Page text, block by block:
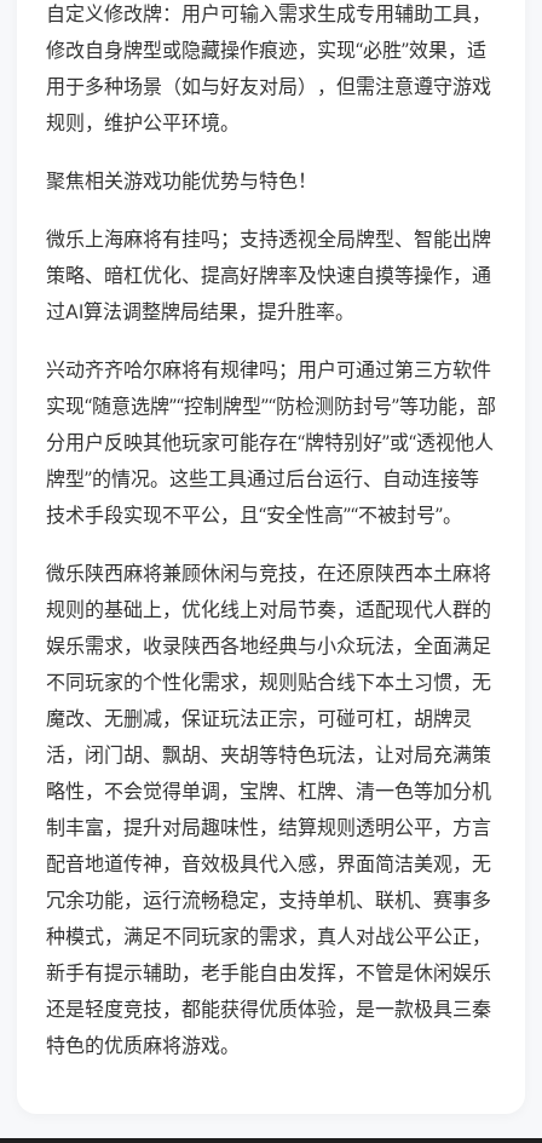
自定义修改牌：用户可输入需求生成专用辅助工具，
修改自身牌型或隐藏操作痕迹，实现“必胜”效果，适
用于多种场景（如与好友对局），但需注意遵守游戏
规则，维护公平环境。
聚焦相关游戏功能优势与特色！
微乐上海麻将有挂吗；支持透视全局牌型、智能出牌
策略、暗杠优化、提高好牌率及快速自摸等操作，通
过AI算法调整牌局结果，提升胜率。
兴动齐齐哈尔麻将有规律吗；用户可通过第三方软件
实现“随意选牌”“控制牌型”“防检测防封号”等功能，部
分用户反映其他玩家可能存在“牌特别好”或“透视他人
牌型”的情况。这些工具通过后台运行、自动连接等
技术手段实现不平公，且“安全性高”“不被封号”。
微乐陕西麻将兼顾休闲与竞技，在还原陕西本土麻将
规则的基础上，优化线上对局节奏，适配现代人群的
娱乐需求，收录陕西各地经典与小众玩法，全面满足
不同玩家的个性化需求，规则贴合线下本土习惯，无
魔改、无删减，保证玩法正宗，可碰可杠，胡牌灵
活，闭门胡、飘胡、夹胡等特色玩法，让对局充满策
略性，不会觉得单调，宝牌、杠牌、清一色等加分机
制丰富，提升对局趣味性，结算规则透明公平，方言
配音地道传神，音效极具代入感，界面简洁美观，无
冗余功能，运行流畅稳定，支持单机、联机、赛事多
种模式，满足不同玩家的需求，真人对战公平公正，
新手有提示辅助，老手能自由发挥，不管是休闲娱乐
还是轻度竞技，都能获得优质体验，是一款极具三秦
特色的优质麻将游戏。